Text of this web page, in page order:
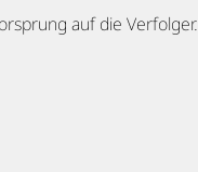
auf die Verfolger.